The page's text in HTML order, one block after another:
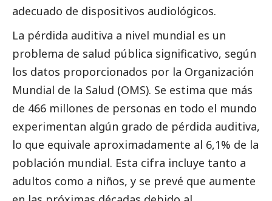
adecuado de dispositivos audiológicos.
La pérdida auditiva a nivel mundial es un
problema de salud pública significativo, según
los datos proporcionados por la Organización
Mundial de la Salud (OMS). Se estima que más
de 466 millones de personas en todo el mundo
experimentan algún grado de pérdida auditiva,
lo que equivale aproximadamente al 6,1% de la
población mundial. Esta cifra incluye tanto a
adultos como a niños, y se prevé que aumente